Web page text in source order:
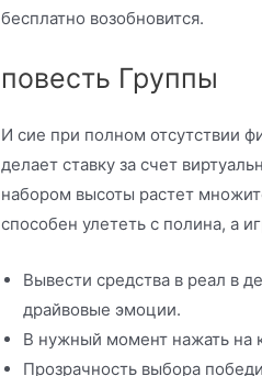
бесплатно возобновится.
повесть Группы
И сие при полном отсутствии
делает ставку за счет
набором высоты растет
способен улететь с полина, а
Вывести средства в реал в
драйвовые эмоции.
В нужный момент нажать на
Прозрачность выбора